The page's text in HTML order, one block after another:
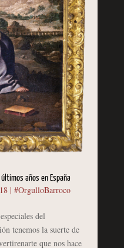
años en España
| #OrgulloBarroco
del
tenemos la suerte de
que nos hace